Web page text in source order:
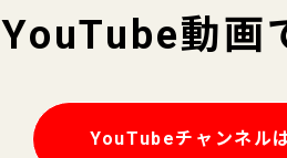
YouTube動画
YouTubeチャンネル